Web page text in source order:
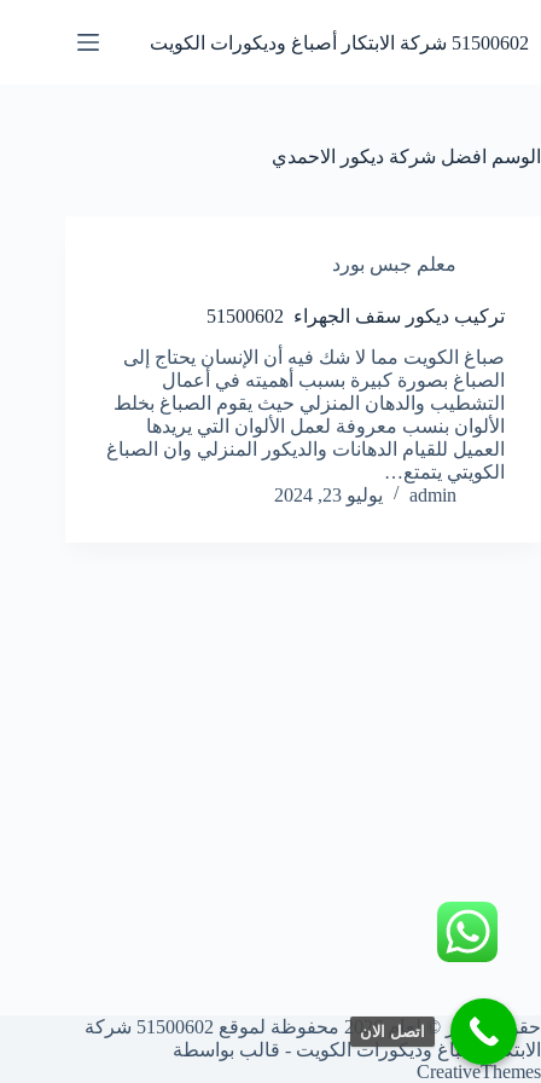
إلى
المحتوى
51500602 شركة الابتكار أصباغ وديكورات الكويت
الوسم افضل شركة ديكور الاحمدي
معلم جبس بورد
تركيب ديكور سقف الجهراء 51500602
صباغ الكويت مما لا شك فيه أن الإنسان يحتاج إلى
الصباغ بصورة كبيرة بسبب أهميته في أعمال
التشطيب والدهان المنزلي حيث يقوم الصباغ بخلط
الألوان بنسب معروفة لعمل الألوان التي يريدها
العميل للقيام الدهانات والديكور المنزلي وان الصباغ
الكويتي يتمتع…
admin
يوليو 23, 2024
حقوق النشر © لعام 2026 محفوظة لموقع 51500602 شركة
الابتكار أصباغ وديكورات الكويت - قالب بواسطة
CreativeThemes
اتصل الان